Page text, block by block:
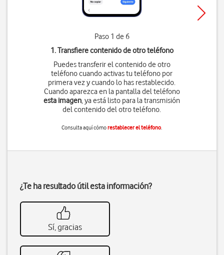
Paso 1 de 6
1. Transfiere contenido de otro teléfono
Puedes transferir el contenido de otro
teléfono cuando activas tu teléfono por
primera vez y cuando lo has restablecido.
Cuando aparezca en la pantalla del teléfono
esta imagen, ya está listo para la transmisión
del contenido del otro teléfono.
Consulta aquí cómorestablecer el teléfono.
¿Te ha resultado útil esta información?
Sí, gracias